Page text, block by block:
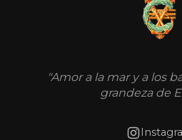
"Amor a la mar y a los
grandeza de